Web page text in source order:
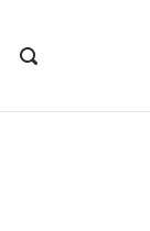
OPEN